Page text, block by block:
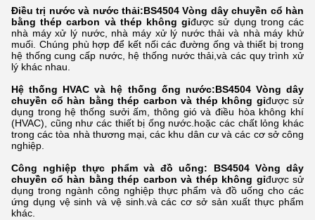
Điều trị nước và nước thải:BS4504 Vòng dây chuyền cổ hàn
bằng thép carbon và thép không gỉđược sử dụng trong các
nhà máy xử lý nước, nhà máy xử lý nước thải và nhà máy khử
muối. Chúng phù hợp để kết nối các đường ống và thiết bị trong
hệ thống cung cấp nước, hệ thống nước thải,và các quy trình xử
lý khác nhau.
Hệ thống HVAC và hệ thống ống nước:BS4504 Vòng dây
chuyền cổ hàn bằng thép carbon và thép không gỉđược sử
dụng trong hệ thống sưởi ấm, thông gió và điều hòa không khí
(HVAC), cũng như các thiết bị ống nước.hoặc các chất lỏng khác
trong các tòa nhà thương mại, các khu dân cư và các cơ sở công
nghiệp.
Công nghiệp thực phẩm và đồ uống:
BS4504 Vòng dây
chuyền cổ hàn bằng thép carbon và thép không gỉđược sử
dụng trong ngành công nghiệp thực phẩm và đồ uống cho các
ứng dụng vệ sinh và vệ sinh.và các cơ sở sản xuất thực phẩm
khác.